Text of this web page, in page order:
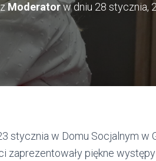
Moderatorw dniu 28 stycznia,
stycznia w Domu Socjalnym w
zaprezentowały piękne